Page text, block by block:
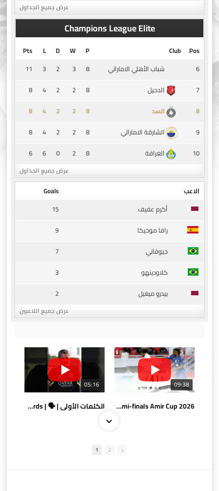
عرض جميع الجداول
Champions League Elite
Pos
Club
P
W
D
L
Pts
6
شباب الأهلي الاماراتي 8
3
2
3
11
7
الدحيل 8
2
2
4
8
8
السد 8
2
2
4
8
9
الشارقة الاماراتي 8
2
2
4
8
10
الغرافة 8
2
0
6
6
عرض جميع الجداول
الاعب
Goals
أكرم عفيف
15
رافا موخيكا
9
جيوفاني
7
كلاودينهو
3
بيدرو ميغيل
2
عرض جميع اللاعبين
05:16
الكلمات الأولى | 🗣 | First words
09:38
AlSadd 4/1 AlDuhail - Semi-finals Amir Cup 2026 #السد/ الدحيل
1 2